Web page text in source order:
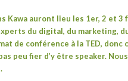
Kawa auront lieu les 1er, 2 et 3
du digital, du marketing,
de conférence à la TED,
peu fier d’y être speaker.